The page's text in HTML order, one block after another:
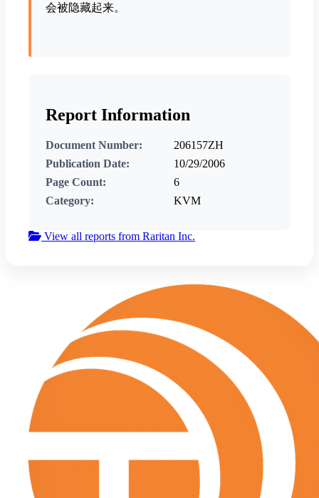
会被隐藏起来。
Report Information
Document Number:
206157ZH
Publication Date:
10/29/2006
Page Count:
6
Category:
KVM
View all reports from Raritan Inc.